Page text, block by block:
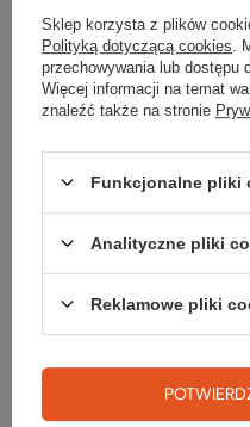
Keen
Buty KOVEN MID WP
WOMEN
Najniższa cena:459,99 zł -13%
529,99 zł -25%
Sklep korzysta z plików
Polityką dotyczącą cookies .
przechowywania lub dostępu
Więcej informacji na temat
znaleźć także na stronie
Funkcjonalne pliki
Analityczne pliki
Reklamowe pliki